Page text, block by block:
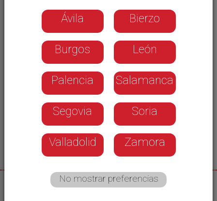
un capítulo sobre la salud mental en el
medio rural de Castilla y León
08/07/2026
Ávila Bierzo
Burgos León
Palencia Salamanca
Segovia Soria
Valladolid Zamora
No mostrar preferencias